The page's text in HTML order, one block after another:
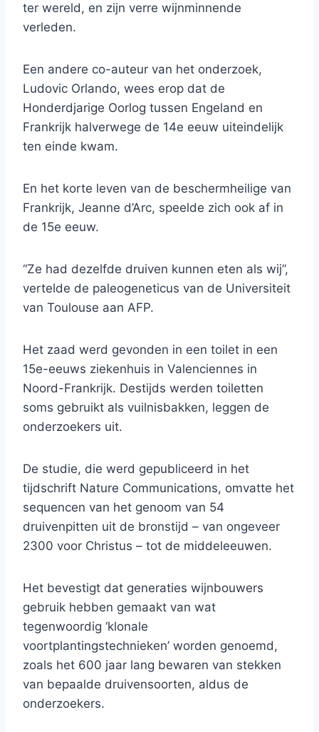
ter wereld, en zijn verre wijnminnende
verleden.
Een andere co-auteur van het onderzoek,
Ludovic Orlando, wees erop dat de
Honderdjarige Oorlog tussen Engeland en
Frankrijk halverwege de 14e eeuw uiteindelijk
ten einde kwam.
En het korte leven van de beschermheilige van
Frankrijk, Jeanne d’Arc, speelde zich ook af in
de 15e eeuw.
“Ze had dezelfde druiven kunnen eten als wij”,
vertelde de paleogeneticus van de Universiteit
van Toulouse aan AFP.
Het zaad werd gevonden in een toilet in een
15e-eeuws ziekenhuis in Valenciennes in
Noord-Frankrijk. Destijds werden toiletten
soms gebruikt als vuilnisbakken, leggen de
onderzoekers uit.
De studie, die werd gepubliceerd in het
tijdschrift Nature Communications, omvatte het
sequencen van het genoom van 54
druivenpitten uit de bronstijd – van ongeveer
2300 voor Christus – tot de middeleeuwen.
Het bevestigt dat generaties wijnbouwers
gebruik hebben gemaakt van wat
tegenwoordig ‘klonale
voortplantingstechnieken’ worden genoemd,
zoals het 600 jaar lang bewaren van stekken
van bepaalde druivensoorten, aldus de
onderzoekers.